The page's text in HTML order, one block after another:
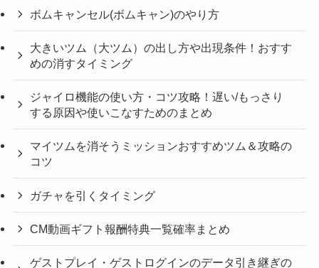
ボムキャンセル(ボムキャン)のやり方
大きいツム（大ツム）の出し方や出現条件！おすす
めの消すタイミング
ジャイロ機能の使い方・コツ攻略！遅い/もっさり
する原因や使いこなすためのまとめ
マイツムを消そうミッションおすすめツム＆攻略の
コツ
ガチャを引くタイミング
CM動画ギフト報酬特典一覧確率まとめ
ゲストプレイ・ゲストログインのデータ引き継ぎの